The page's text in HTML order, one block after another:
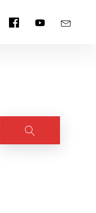
FacebookYouTubeE-
Mail
Suche